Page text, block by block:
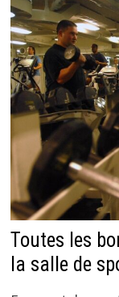
Toutes les
la salle de